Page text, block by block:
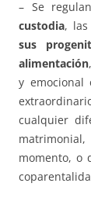
– Se regulan
custodia, las
sus
alimentación,
y
cualquier
momento, o